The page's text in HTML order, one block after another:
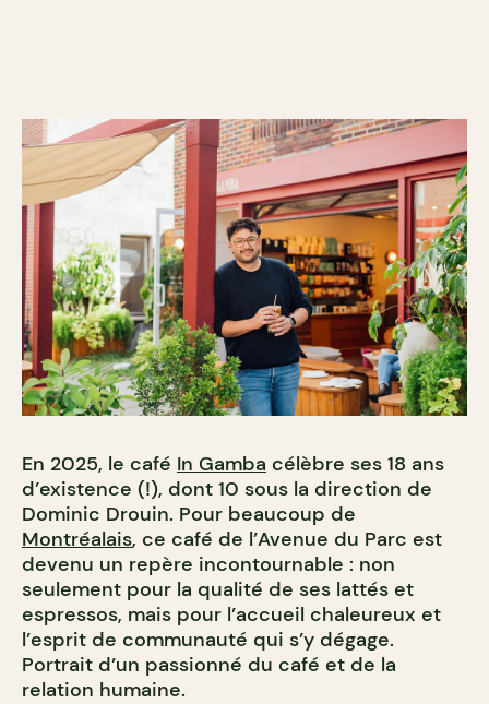
En 2025, le café In Gamba célèbre ses 18 ans
d’existence (!), dont 10 sous la direction de
Dominic Drouin. Pour beaucoup de
Montréalais, ce café de l’Avenue du Parc est
devenu un repère incontournable : non
seulement pour la qualité de ses lattés et
espressos, mais pour l’accueil chaleureux et
l’esprit de communauté qui s’y dégage.
Portrait d’un passionné du café et de la
relation humaine.